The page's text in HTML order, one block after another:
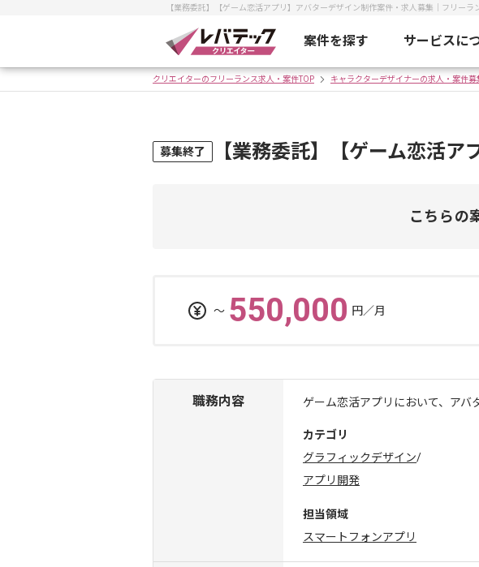
【業務委託】【ゲーム恋活アプリ】アバターデザイン制作案件・求人募集｜フリー
案件を探す サービスに
クリエイターのフリーランス求人・案件TOP キャラクターデザイナーの求人・案件募
募集終了 【業務委託】【ゲーム恋活
こちらの
〜 550,000 円／月
職務内容 ゲーム恋活アプリにおいて、アバ
カテゴリ
グラフィックデザイン/
アプリ開発
担当領域
スマートフォンアプリ